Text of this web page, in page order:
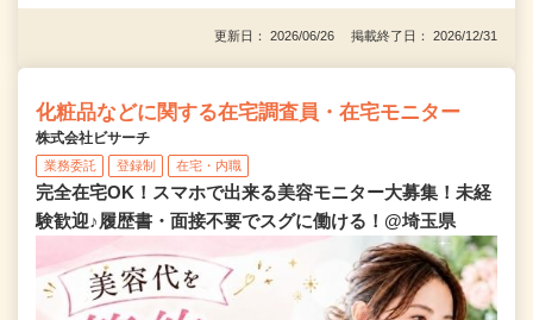
更新日： 2026/06/26 掲載終了日： 2026/12/31
化粧品などに関する在宅調査員・在宅モニター
株式会社ビサーチ
業務委託 登録制 在宅・内職
完全在宅OK！スマホで出来る美容モニター大募集！未経
験歓迎♪履歴書・面接不要でスグに働ける！@埼玉県